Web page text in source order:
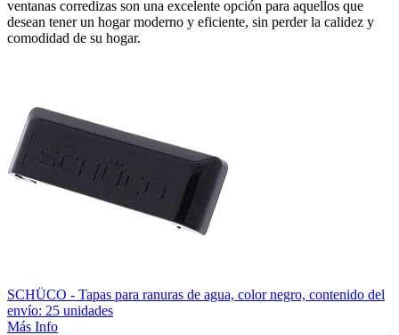
ventanas corredizas son una excelente opción para aquellos que
desean tener un hogar moderno y eficiente, sin perder la calidez y
comodidad de su hogar.
SCHÜCO - Tapas para ranuras de agua, color negro, contenido del
envío: 25 unidades
Más Info